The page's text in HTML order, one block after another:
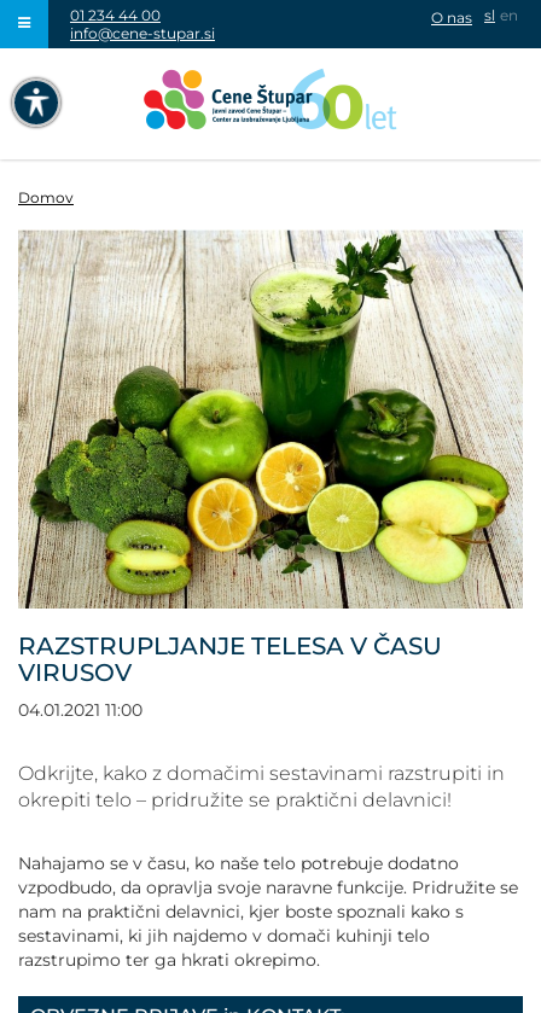
NAVIGACIJA PREKO TIPKOVNICE
VISOK KONTRAST
SIVINE
POVEČAJ PISAVO
POMANJŠAJ PISAVO
OZNAČI NASLOVE
PODČRTAJ POVEZAVE
ZEMLJEVID STRANI
IZJAVA O DOSTOPNOSTI
01 234 44 00
info@cene-stupar.si
sl en
O nas
Domov
RAZSTRUPLJANJE TELESA V ČASU
VIRUSOV
04.01.2021 11:00
Odkrijte, kako z domačimi sestavinami razstrupiti in
okrepiti telo – pridružite se praktični delavnici!
Nahajamo se v času, ko naše telo potrebuje dodatno
vzpodbudo, da opravlja svoje naravne funkcije. Pridružite se
nam na praktični delavnici, kjer boste spoznali kako s
sestavinami, ki jih najdemo v domači kuhinji telo
razstrupimo ter ga hkrati okrepimo.